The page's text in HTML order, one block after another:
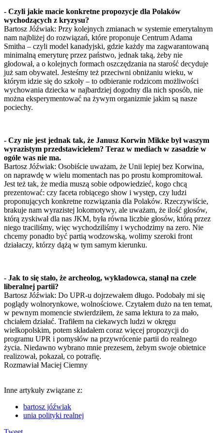
- Czyli jakie macie konkretne propozycje dla Polaków
wychodzących z kryzysu?
Bartosz Jóźwiak: Przy kolejnych zmianach w systemie emerytalnym
nam najbliżej do rozwiązań, które proponuje Centrum Adama
Smitha – czyli model kanadyjski, gdzie każdy ma zagwarantowaną
minimalną emeryturę przez państwo, jednak taką, żeby nie
głodował, a o kolejnych formach oszczędzania na starość decyduje
już sam obywatel. Jesteśmy też przeciwni obniżaniu wieku, w
którym idzie się do szkoły – to odbieranie rodzicom możliwości
wychowania dziecka w najbardziej dogodny dla nich sposób, nie
można eksperymentować na żywym organizmie jakim są nasze
pociechy.
- Czy nie jest jednak tak, że Janusz Korwin Mikke był waszym
wyrazistym przedstawicielem? Teraz w mediach w zasadzie w
ogóle was nie ma.
Bartosz Jóźwiak: Osobiście uważam, że Unii lepiej bez Korwina,
on naprawdę w wielu momentach nas po prostu kompromitował.
Jest też tak, że media muszą sobie odpowiedzieć, kogo chcą
prezentować: czy faceta robiącego show i występ, czy ludzi
proponujących konkretne rozwiązania dla Polaków. Rzeczywiście,
brakuje nam wyrazistej lokomotywy, ale uważam, że ilość głosów,
którą zyskiwał dla nas JKM, była równa liczbie głosów, którą przez
niego traciliśmy, więc wychodziliśmy i wychodzimy na zero. Nie
chcemy ponadto być partią wodzowską, wolimy szeroki front
działaczy, którzy dążą w tym samym kierunku.
- Jak to się stało, że archeolog, wykładowca, stanął na czele
liberalnej partii?
Bartosz Jóźwiak: Do UPR-u dojrzewałem długo. Podobały mi się
poglądy wolnorynkowe, wolnościowe. Czytałem dużo na ten temat,
w pewnym momencie stwierdziłem, że sama lektura to za mało,
chciałem działać. Trafiłem na ciekawych ludzi w okręgu
wielkopolskim, potem składałem coraz więcej propozycji do
programu UPR i pomysłów na przywrócenie partii do realnego
życia. Niedawno wybrano mnie prezesem, żebym swoje obietnice
realizował, pokazał, co potrafię.
Rozmawiał Maciej Ciemny
Inne artykuły związane z:
bartosz jóźwiak
unia polityki realnej